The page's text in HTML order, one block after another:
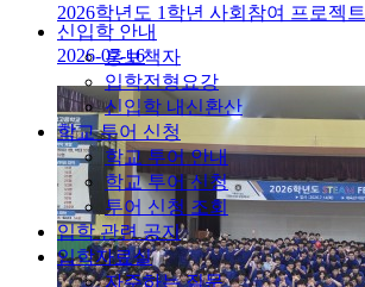
신입학 안내
홍보책자
입학전형요강
신입학 내신환산
학교 투어 신청
학교 투어 안내
학교 투어 신청
투어 신청 조회
입학 관련 공지
입학자료실
자주하는 질문
2026학년도 1학년 사회참여 프로젝트
2026-07-16